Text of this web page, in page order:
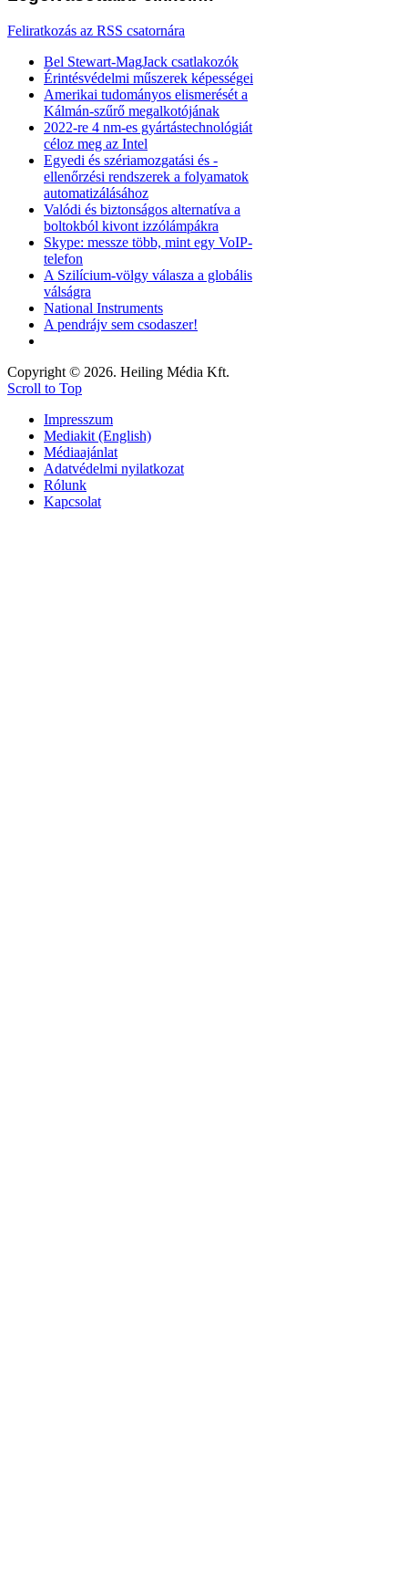
Feliratkozás az RSS csatornára
Bel Stewart-MagJack csatlakozók
Érintésvédelmi műszerek képességei
Amerikai tudományos elismerését a
Kálmán-szűrő megalkotójának
2022-re 4 nm-es gyártástechnológiát
céloz meg az Intel
Egyedi és szériamozgatási és -
ellenőrzési rendszerek a folyamatok
automatizálásához
Valódi és biztonságos alternatíva a
boltokból kivont izzólámpákra
Skype: messze több, mint egy VoIP-
telefon
A Szilícium-völgy válasza a globális
válságra
National Instruments
A pendrájv sem csodaszer!
Copyright © 2026. Heiling Média Kft.
Scroll to Top
Impresszum
Mediakit (English)
Médiaajánlat
Adatvédelmi nyilatkozat
Rólunk
Kapcsolat